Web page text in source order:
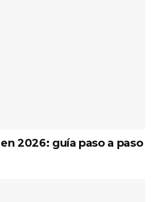
2026: guía paso a paso